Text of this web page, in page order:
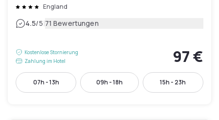
England
4.5/5|71 Bewertungen
Kostenlose Stornierung
Zahlung im Hotel
97 €
07h - 13h 09h - 18h 15h - 23h